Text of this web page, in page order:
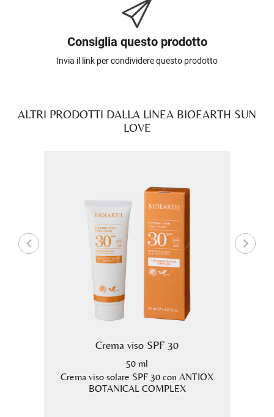
Consiglia questo prodotto
Invia il link per condividere questo prodotto
ALTRI PRODOTTI DALLA LINEA BIOEARTH SUN
LOVE
Crema viso SPF 30
50 ml
Crema viso solare SPF 30 con ANTIOX
BOTANICAL COMPLEX